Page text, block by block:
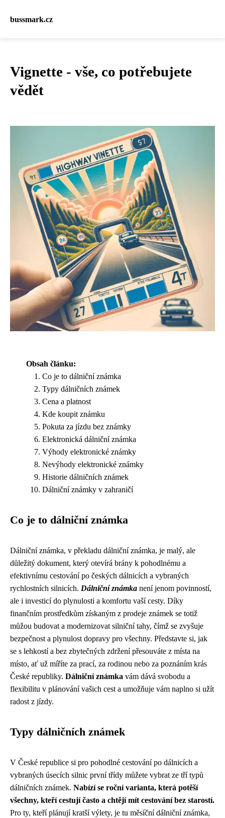
bussmark.cz
Vignette - vše, co potřebujete
vědět
Obsah článku:
Co je to dálniční známka
Typy dálničních známek
Cena a platnost
Kde koupit známku
Pokuta za jízdu bez známky
Elektronická dálniční známka
Výhody elektronické známky
Nevýhody elektronické známky
Historie dálničních známek
Dálniční známky v zahraničí
Co je to dálniční známka
Dálniční známka, v překladu dálniční známka, je malý, ale
důležitý dokument, který otevírá brány k pohodlnému a
efektivnímu cestování po českých dálnicích a vybraných
rychlostních silnicích. Dálniční známka není jenom povinností,
ale i investicí do plynulosti a komfortu vaší cesty. Díky
finančním prostředkům získaným z prodeje známek se totiž
můžou budovat a modernizovat silniční tahy, čímž se zvyšuje
bezpečnost a plynulost dopravy pro všechny. Představte si, jak
se s lehkostí a bez zbytečných zdržení přesouváte z místa na
místo, ať už míříte za prací, za rodinou nebo za poznáním krás
České republiky. Dálniční známka vám dává svobodu a
flexibilitu v plánování vašich cest a umožňuje vám naplno si užít
radost z jízdy.
Typy dálničních známek
V České republice si pro pohodlné cestování po dálnicích a
vybraných úsecích silnic první třídy můžete vybrat ze tří typů
dálničních známek. Nabízí se roční varianta, která potěší
všechny, kteří cestují často a chtějí mít cestování bez starostí.
Pro ty, kteří plánují kratší výlety, je tu měsíční dálniční známka,